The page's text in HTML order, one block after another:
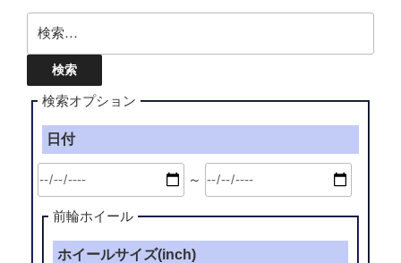
シ
ョ
ン
索:
検索オプション
日付
～
前輪ホイール
ホイールサイズ(inch)